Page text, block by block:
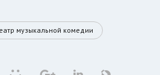
музыкальной комедии